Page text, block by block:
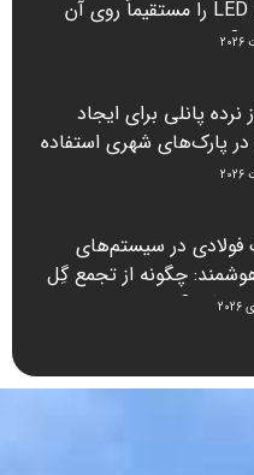
می‌توان LED را مستقیماً روی آن
نرده پانلی برای ایجاد
در پارک‌های شهری استفاده
فولادی در سیستم‌های
چگونه از تجمع گِل
می‌کند؟